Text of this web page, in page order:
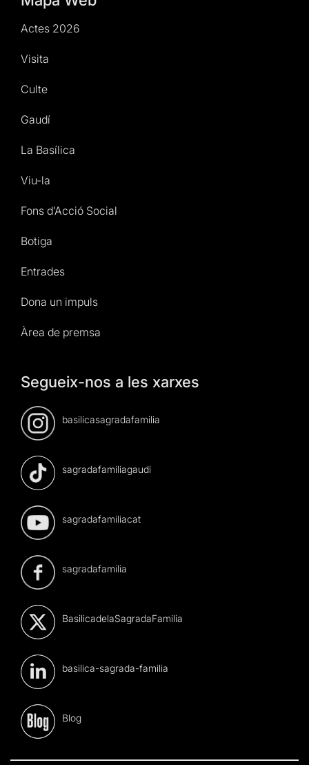
Actes 2026
Visita
Culte
Gaudí
La Basílica
Viu-la
Fons d’Acció Social
Botiga
Entrades
Dona un impuls
Àrea de premsa
Segueix-nos a les xarxes
basilicasagradafamilia
sagradafamiliagaudi
sagradafamiliacat
sagradafamilia
BasilicadelaSagradaFamilia
basilica-sagrada-familia
Blog